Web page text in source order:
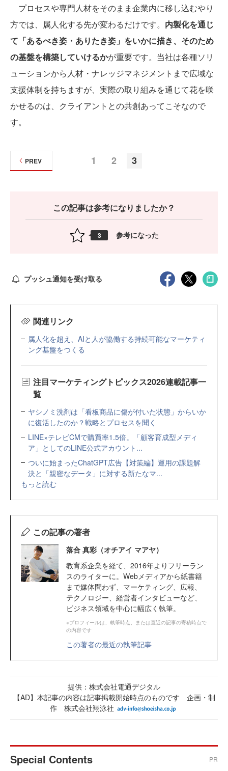
プロセスや専門人材をそのまま企業内に移し込むやり
方では、属人化する先が変わるだけです。 内製化を通じ
て「あるべき姿・ありたき姿」をいかに描き、そのため
の基盤を構築していけるかが重要です。当社は各種ソリ
ューションから人材・ナレッジマネジメントまで広域な
支援体制を持ちますが、実際の取り組みを通じて花を咲
かせるのは、クライアントとの共創あってこそなので
す。
1 2 3
PREV
この記事は参考になりましたか？
3 参考になった
プッシュ通知を受け取る
関連リンク
属人化を超え、AIと人が協働する持続可能なマーケティ
ング基盤をつくる
注目マーケティングトピックス2026連載記事一
覧
ヤシノミ洗剤は「看板商品に傷が付いた状態」からいか
に復活したのか？戦略とプロセスを聞く
LINE×テレビCMで購買率1.5倍。「顧客育成型メディ
ア」としてのLINE公式アカウント...
ついに始まったChatGPT広告【対策編】運用の課題解
決と「親密なデータ」に対する新たなマ...
もっと読む
この記事の著者
落合 真彩（オチアイ マアヤ）
教育系企業を経て、2016年よりフリーラン
スのライターに。Webメディアから紙書籍
まで媒体問わず、マーケティング、広報、
テクノロジー、経営者インタビューなど、
ビジネス領域を中心に幅広く執筆。
※プロフィールは、執筆時点、または直近の記事の寄稿時点で
の内容です
この著者の最近の執筆記事
提供：株式会社電通デジタル
【AD】本記事の内容は記事掲載開始時点のものです 企画・制
作 株式会社翔泳社
Special Contents PR